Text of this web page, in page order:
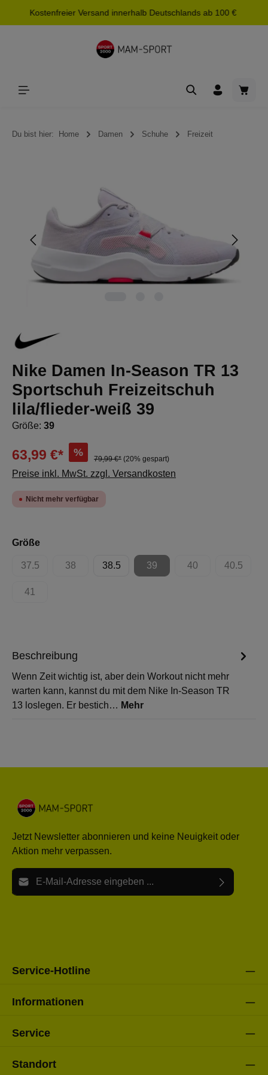
springen
Kostenfreier Versand innerhalb Deutschlands ab 100 €
Du bist hier: Home Damen Schuhe Freizeit
Nike Damen In-Season TR 13
Sportschuh Freizeitschuh
lila/flieder-weiß 39
Größe: 39
63,99 €* %
79,99 €* (20% gespart)
Preise inkl. MwSt. zzgl. Versandkosten
Nicht mehr verfügbar
Größeauswählen
37.5
(Diese Option ist zurzeit nicht verfügbar.)
38
(Diese Option ist zurzeit nicht verfügbar.)
38.5 39
(Diese Option ist zurzeit nicht
40
(Diese Option ist
40.5
(Diese
41
(Diese Option ist zurzeit nicht verfügbar.)
Beschreibung
Wenn Zeit wichtig ist, aber dein Workout nicht mehr
warten kann, kannst du mit dem Nike In-Season TR
13 loslegen. Er bestich… Mehr
Jetzt Newsletter abonnieren und keine Neuigkeit oder
Aktion mehr verpassen.
E-Mail-Adresse*
Service-Hotline
Informationen
Service
Standort